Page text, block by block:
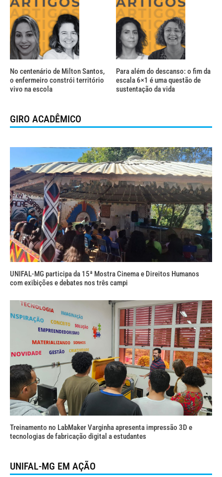
No centenário de Milton Santos,
o enfermeiro constrói território
vivo na escola
Para além do descanso: o fim da
escala 6×1 é uma questão de
sustentação da vida
GIRO ACADÊMICO
UNIFAL-MG participa da 15ª Mostra Cinema e Direitos Humanos
com exibições e debates nos três campi
Treinamento no LabMaker Varginha apresenta impressão 3D e
tecnologias de fabricação digital a estudantes
UNIFAL-MG EM AÇÃO